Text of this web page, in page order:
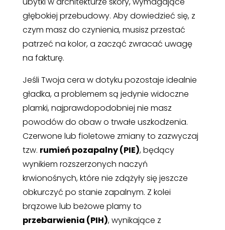
głębokiej przebudowy. Aby dowiedzieć się, z
czym masz do czynienia, musisz przestać
patrzeć na kolor, a zacząć zwracać uwagę
na fakturę.
Jeśli Twoja cera w dotyku pozostaje idealnie
gładka, a problemem są jedynie widoczne
plamki, najprawdopodobniej nie masz
powodów do obaw o trwałe uszkodzenia.
Czerwone lub fioletowe zmiany to zazwyczaj
tzw. rumień pozapalny (PIE), będący
wynikiem rozszerzonych naczyń
krwionośnych, które nie zdążyły się jeszcze
obkurczyć po stanie zapalnym. Z kolei
brązowe lub beżowe plamy to
przebarwienia (PIH), wynikające z